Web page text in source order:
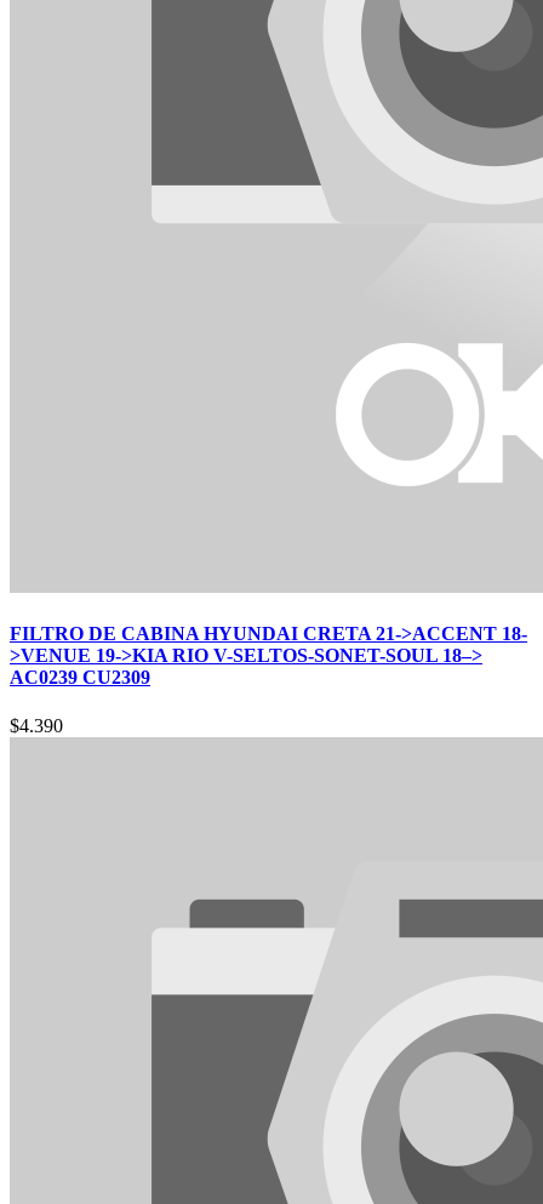
FILTRO DE CABINA HYUNDAI CRETA 21->ACCENT 18-
>VENUE 19->KIA RIO V-SELTOS-SONET-SOUL 18–>
AC0239 CU2309
$4.390